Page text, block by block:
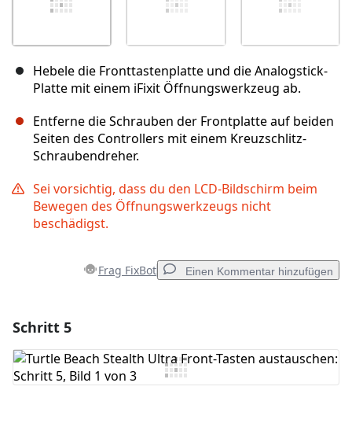
Hebele die Fronttastenplatte und die Analogstick-
Platte mit einem iFixit Öffnungswerkzeug ab.
Entferne die Schrauben der Frontplatte auf beiden
Seiten des Controllers mit einem Kreuzschlitz-
Schraubendreher.
Sei vorsichtig, dass du den LCD-Bildschirm beim
Bewegen des Öffnungswerkzeugs nicht
beschädigst.
Frag FixBot Einen Kommentar hinzufügen
Kommentar hinzufügen
Schritt 5